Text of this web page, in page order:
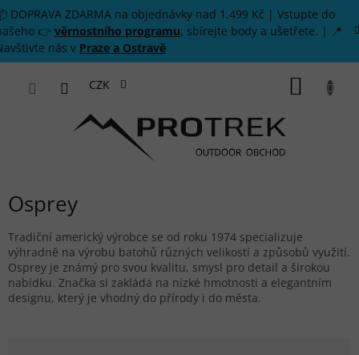
Přejít na obsah
DOPRAVA ZDARMA na objednávky nad 1.499 Kč | Vstupte do
👉 věrnostního programu, sbírejte body a ušetřete. | 📍
nás v Praze a Ostravě
CZK
Osprey
Tradiční americký výrobce se od roku 1974 specializuje
výhradně na výrobu batohů různých velikostí a způsobů využití.
Osprey je známý pro svou kvalitu, smysl pro detail a širokou
nabídku. Značka si zakládá na nízké hmotnosti a elegantním
designu, který je vhodný do přírody i do města.